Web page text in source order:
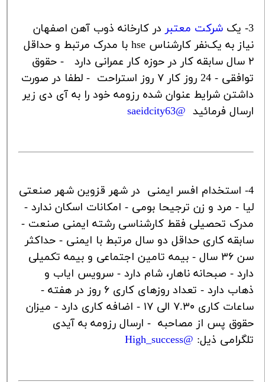
3- یک شرکت معتبر در کارخانه ذوب آهن اصفهان
نیاز به یک‌نفر کارشناس hseبا مدرک مرتبط و حداقل
۲ سال سابقه کار در حوزه کار عمرانی دارد - حقوق
توافقی - 24 روز کار ۷ روز استراحت -
لطفا در صورت
داشتن شرایط عنوان شده رزومه خود را به آی دی زیر
ارسال فرمائید @
saeidcity63
4- استخدام افسر ایمنی در شهر قزوین شهر صنعتی
لیا - مرد و زن ترجیحا بومی - امکانات اسکان ندارد -
مدرک تحصیلی فقط کارشناسی رشته ایمنی صنعت -
سابقه کاری حداقل دو سال مرتبط با ایمنی - حداکثر
سن ۳۶ سال - بیمه تامین اجتماعی و بیمه تکمیلی
دارد - صبحانه ناهار، شام دارد - سرویس ایاب و
ذهاب دارد - تعداد روزهای کاری ۶ روز در هفته -
ساعات کاری ٧.٣٠ الی ١٧ - اضافه کاری دارد - میزان
حقوق پس از مصاحبه - ارسال رزومه به آیدی
تلگرامی ذیل: @
High_success